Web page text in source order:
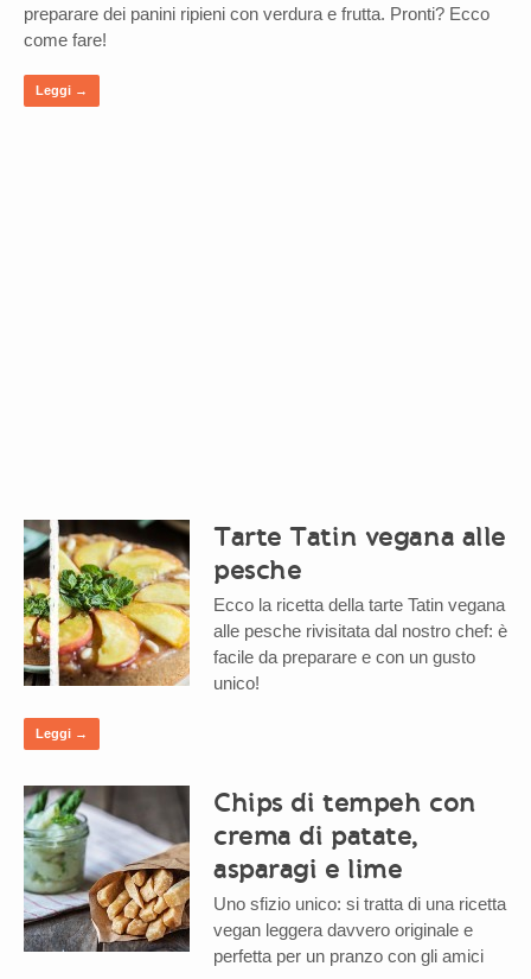
preparare dei panini ripieni con verdura e frutta. Pronti? Ecco
come fare!
Leggi →
Tarte Tatin vegana alle
pesche
Ecco la ricetta della tarte Tatin vegana
alle pesche rivisitata dal nostro chef: è
facile da preparare e con un gusto
unico!
Leggi →
Chips di tempeh con
crema di patate,
asparagi e lime
Uno sfizio unico: si tratta di una ricetta
vegan leggera davvero originale e
perfetta per un pranzo con gli amici